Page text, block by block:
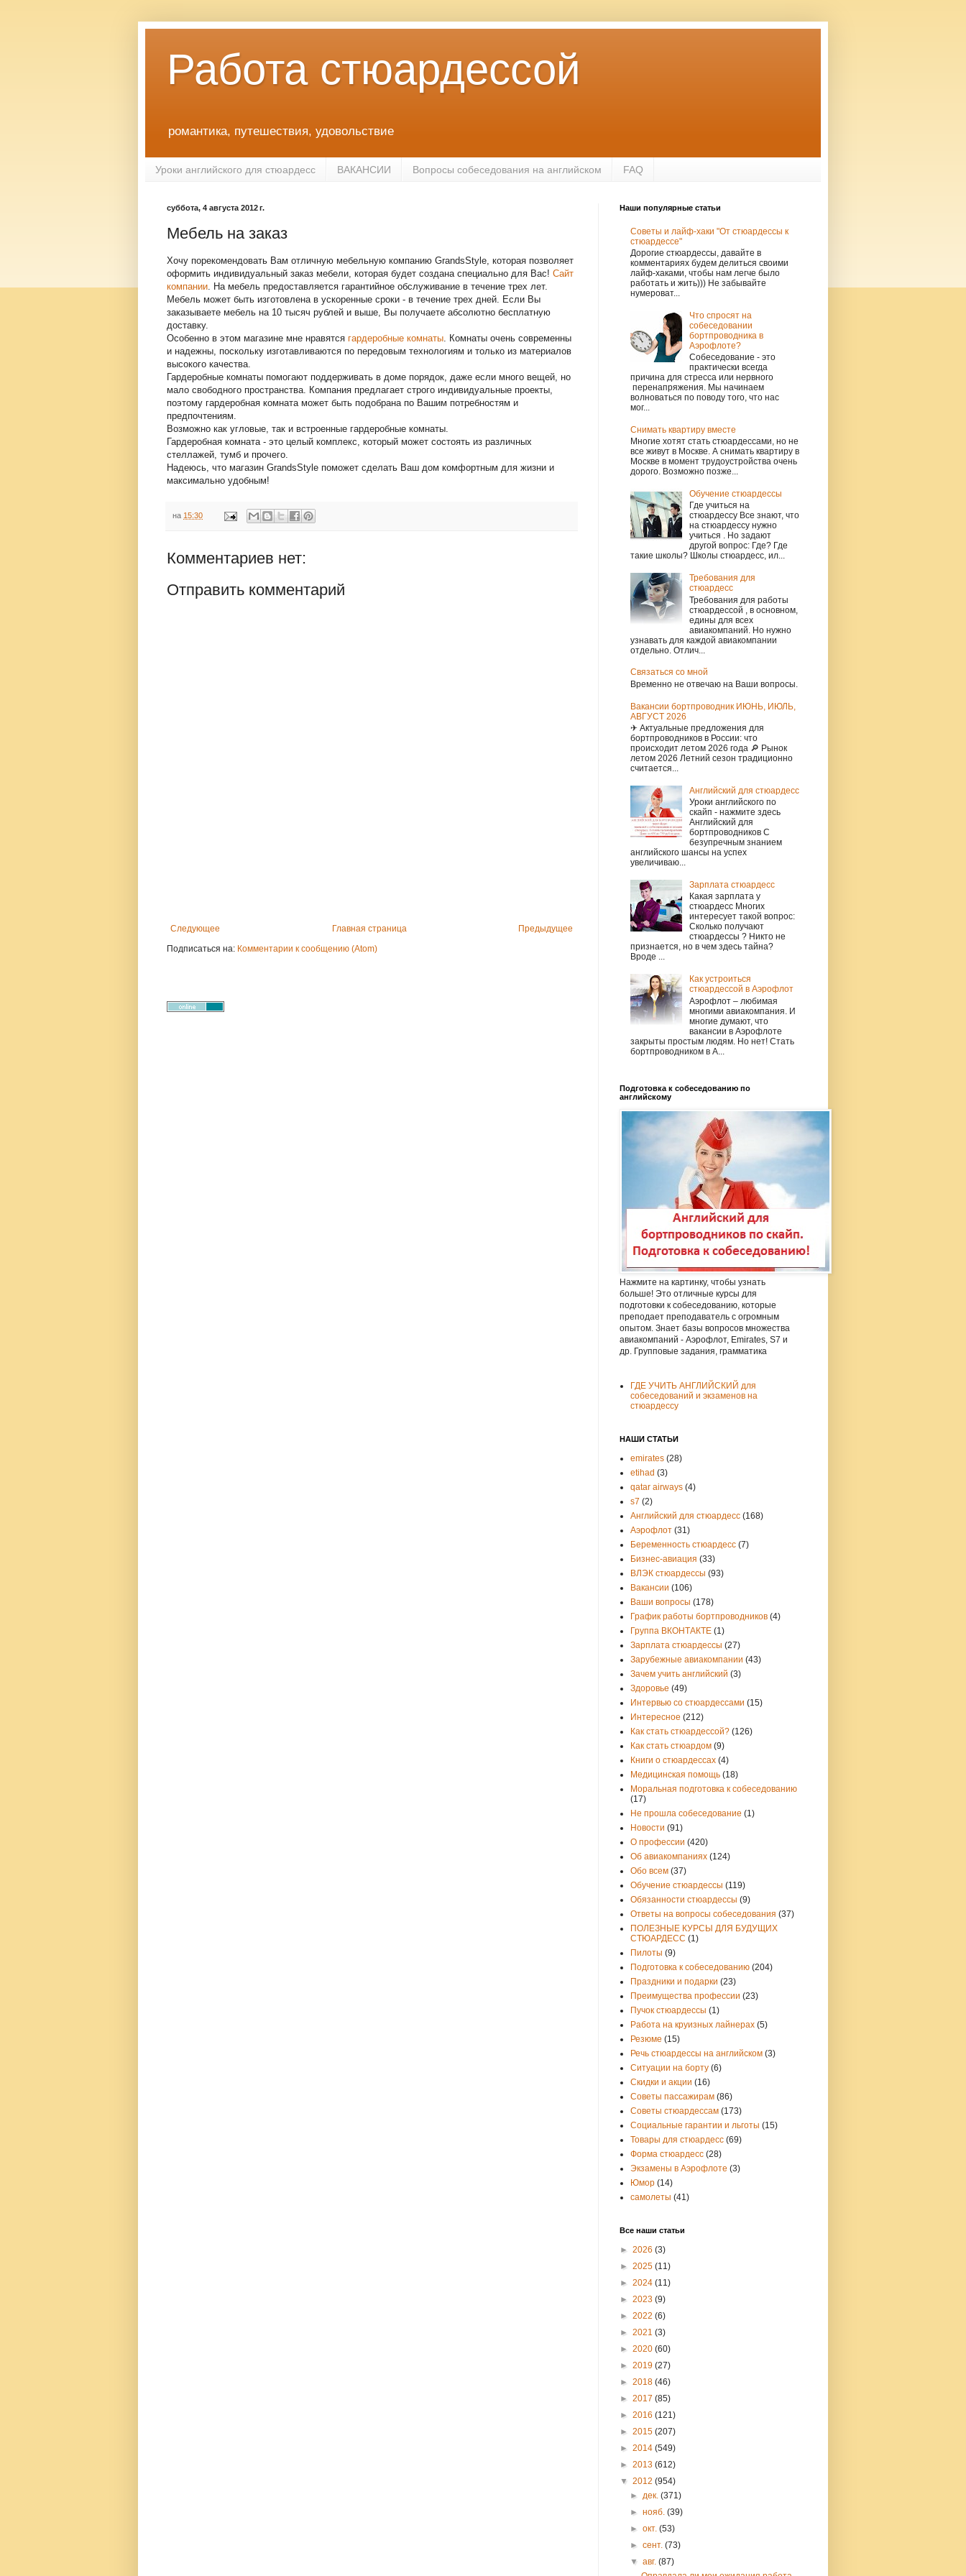
Работа стюардессой
романтика, путешествия, удовольствие
Уроки английского для стюардесс ВАКАНСИИ Вопросы собеседования на английском FAQ
суббота, 4 августа 2012 г.
Мебель на заказ
Хочу порекомендовать Вам отличную мебельную компанию GrandsStyle, которая позволяет
оформить индивидуальный заказ мебели, которая будет создана специально для Вас! Сайт
компании . На мебель предоставляется гарантийное обслуживание в течение трех лет.
Мебель может быть изготовлена в ускоренные сроки - в течение трех дней. Если Вы
заказываете мебель на 10 тысяч рублей и выше, Вы получаете абсолютно бесплатную
доставку.
Особенно в этом магазине мне нравятся гардеробные комнаты . Комнаты очень современны
и надежны, поскольку изготавливаются по передовым технологиям и только из материалов
высокого качества.
Гардеробные комнаты помогают поддерживать в доме порядок, даже если много вещей, но
мало свободного пространства. Компания предлагает строго индивидуальные проекты,
поэтому гардеробная комната может быть подобрана по Вашим потребностям и
предпочтениям.
Возможно как угловые, так и встроенные гардеробные комнаты.
Гардеробная комната - это целый комплекс, который может состоять из различных
стеллажей, тумб и прочего.
Надеюсь, что магазин GrandsStyle поможет сделать Ваш дом комфортным для жизни и
максимально удобным!
на 15:30
Комментариев нет:
Отправить комментарий
Следующее Предыдущее
Главная страница
Подписаться на: Комментарии к сообщению (Atom)
Наши популярные статьи
Советы и лайф-хаки "От стюардессы к
стюардессе"
Дорогие стюардессы, давайте в
комментариях будем делиться своими
лайф-хаками, чтобы нам легче было
работать и жить))) Не забывайте
нумероват...
Что спросят на
собеседовании
бортпроводника в
Аэрофлоте?
Собеседование - это
практически всегда
причина для стресса или нервного
перенапряжения. Мы начинаем
волноваться по поводу того, что нас
мог...
Снимать квартиру вместе
Многие хотят стать стюардессами, но не
все живут в Москве. А снимать квартиру в
Москве в момент трудоустройства очень
дорого. Возможно позже...
Обучение стюардессы
Где учиться на
стюардессу Все знают, что
на стюардессу нужно
учиться . Но задают
другой вопрос: Где? Где
такие школы? Школы стюардесс, ил...
Требования для
стюардесс
Требования для работы
стюардессой , в основном,
едины для всех
авиакомпаний. Но нужно
узнавать для каждой авиакомпании
отдельно. Отлич...
Связаться со мной
Временно не отвечаю на Ваши вопросы.
Вакансии бортпроводник ИЮНЬ, ИЮЛЬ,
АВГУСТ 2026
✈ Актуальные предложения для
бортпроводников в России: что
происходит летом 2026 года 🔎 Рынок
летом 2026 Летний сезон традиционно
считается...
Английский для стюардесс
Уроки английского по
скайп - нажмите здесь
Английский для
бортпроводников С
безупречным знанием
английского шансы на успех
увеличиваю...
Зарплата стюардесс
Какая зарплата у
стюардесс Многих
интересует такой вопрос:
Сколько получают
стюардессы ? Никто не
признается, но в чем здесь тайна?
Вроде ...
Как устроиться
стюардессой в Аэрофлот
Аэрофлот – любимая
многими авиакомпания. И
многие думают, что
вакансии в Аэрофлоте
закрыты простым людям. Но нет! Стать
бортпроводником в А...
Подготовка к собеседованию по
английскому
Нажмите на картинку, чтобы узнать
больше! Это отличные курсы для
подготовки к собеседованию, которые
преподает преподаватель с огромным
опытом. Знает базы вопросов множества
авиакомпаний - Аэрофлот, Emirates, S7 и
др. Групповые задания, грамматика
ГДЕ УЧИТЬ АНГЛИЙСКИЙ для
собеседований и экзаменов на
стюардессу
НАШИ СТАТЬИ
emirates (28)
etihad (3)
qatar airways (4)
s7 (2)
Английский для стюардесс (168)
Аэрофлот (31)
Беременность стюардесс (7)
Бизнес-авиация (33)
ВЛЭК стюардессы (93)
Вакансии (106)
Ваши вопросы (178)
График работы бортпроводников (4)
Группа ВКОНТАКТЕ (1)
Зарплата стюардессы (27)
Зарубежные авиакомпании (43)
Зачем учить английский (3)
Здоровье (49)
Интервью со стюардессами (15)
Интересное (212)
Как стать стюардессой? (126)
Как стать стюардом (9)
Книги о стюардессах (4)
Медицинская помощь (18)
Моральная подготовка к собеседованию
(17)
Не прошла собеседование (1)
Новости (91)
О профессии (420)
Об авиакомпаниях (124)
Обо всем (37)
Обучение стюардессы (119)
Обязанности стюардессы (9)
Ответы на вопросы собеседования (37)
ПОЛЕЗНЫЕ КУРСЫ ДЛЯ БУДУЩИХ
СТЮАРДЕСС (1)
Пилоты (9)
Подготовка к собеседованию (204)
Праздники и подарки (23)
Преимущества профессии (23)
Пучок стюардессы (1)
Работа на круизных лайнерах (5)
Резюме (15)
Речь стюардессы на английском (3)
Ситуации на борту (6)
Скидки и акции (16)
Советы пассажирам (86)
Советы стюардессам (173)
Социальные гарантии и льготы (15)
Товары для стюардесс (69)
Форма стюардесс (28)
Экзамены в Аэрофлоте (3)
Юмор (14)
самолеты (41)
Все наши статьи
► 2026 (3)
► 2025 (11)
► 2024 (11)
► 2023 (9)
► 2022 (6)
► 2021 (3)
► 2020 (60)
► 2019 (27)
► 2018 (46)
► 2017 (85)
► 2016 (121)
► 2015 (207)
► 2014 (549)
► 2013 (612)
▼ 2012 (954)
►дек.(371)
►нояб.(39)
►окт.(53)
►сент.(73)
▼авг.(87)